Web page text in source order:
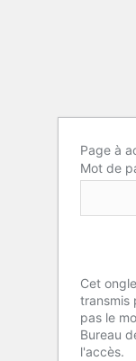
Page à
Mot de
Cet
transmis
pas le
Bureau
l'accès.